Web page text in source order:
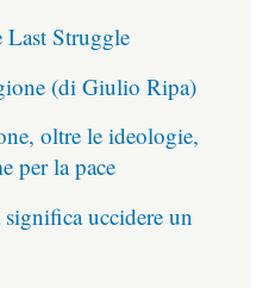
Struggle
(di Giulio Ripa)
oltre le ideologie,
per la pace
uccidere un